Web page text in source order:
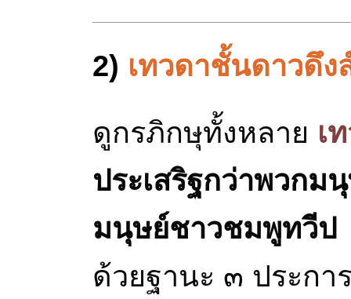
2) เทวดาชั้นดาวดึง
ดูกรภิกษุทั้งหลาย เ
ประเสริฐกว่าพวกม
มนุษย์ชาวชมพูทวีป
ด้วยฐานะ ๓ ประกา